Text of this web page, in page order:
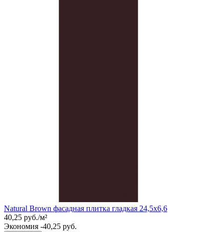
Natural Brown фасадная плитка гладкая 24,5x6,6
40,25 руб./м²
Экономия -40,25 руб.